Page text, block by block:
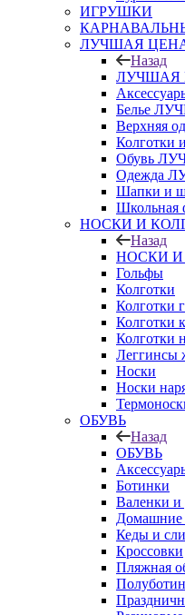
ИГРУШКИ
ЛУЧШАЯ
Назад
ЛУЧШАЯ
Белье
Верхняя
Обувь
Одежда
Шапки и
НОСКИ И
Назад
НОСКИ И
Гольфы
Колготки
Колготки
Колготки
Колготки
Леггинсы
Носки
Носки
ОБУВЬ
Назад
ОБУВЬ
Ботинки
Валенки и
Домашние
Кеды и
Кроссовки
Пляжная